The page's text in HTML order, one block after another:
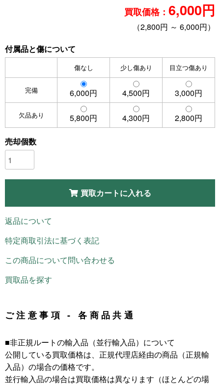
買取価格： 6,000円
（2,800円 ～ 6,000円）
付属品と傷について
傷なし 少し傷あり 目立つ傷あり
完備 6,000円 4,500円 3,000円
欠品あり 5,800円 4,300円 2,800円
売却個数
買取カートに入れる
返品について
特定商取引法に基づく表記
この商品について問い合わせる
買取品を探す
ご注意事項 - 各商品共通
■非正規ルートの輸入品（並行輸入品）について
公開している買取価格は、正規代理店経由の商品（正規輸
入品）の場合の価格です。
並行輸入品の場合は買取価格は異なります（ほとんどの場